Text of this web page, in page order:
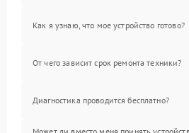
Как я узнаю, что мое устройство готово?
От чего зависит срок ремонта техники?
Диагностика проводится бесплатно?